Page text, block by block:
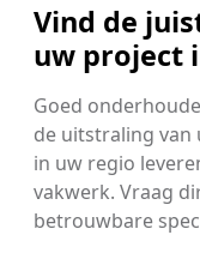
Vind de
uw project
Goed
de uitstraling van
in uw regio
vakwerk. Vraag
betrouwbare